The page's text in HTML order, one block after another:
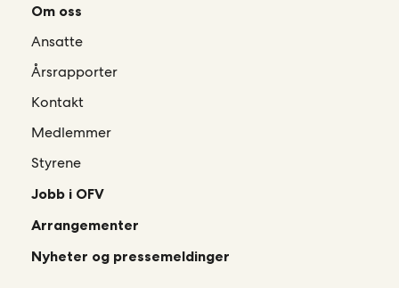
Om oss
Ansatte
Årsrapporter
Kontakt
Medlemmer
Styrene
Jobb i OFV
Arrangementer
Nyheter og pressemeldinger